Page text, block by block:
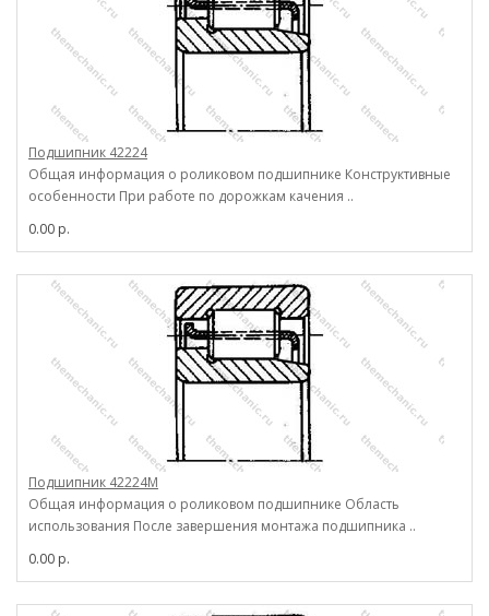
Подшипник 42224
Общая информация о роликовом подшипнике Конструктивные
особенности При работе по дорожкам качения ..
0.00 р.
Подшипник 42224М
Общая информация о роликовом подшипнике Область
использования После завершения монтажа подшипника ..
0.00 р.